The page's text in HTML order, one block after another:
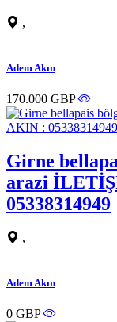
,
Adem Akın
170.000 GBP
Girne
arazi
05338314949
,
Adem Akın
0 GBP